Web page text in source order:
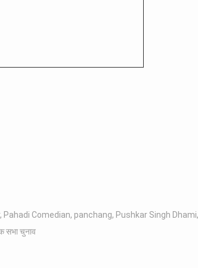
, Pahadi Comedian, panchang, Pushkar Singh Dhami,
सभा चुनाव